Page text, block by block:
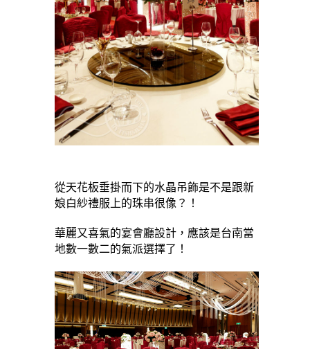
從天花板垂掛而下的水晶吊飾是不是跟新
娘白紗禮服上的珠串很像？！
華麗又喜氣的宴會廳設計，應該是台南當
地數一數二的氣派選擇了！